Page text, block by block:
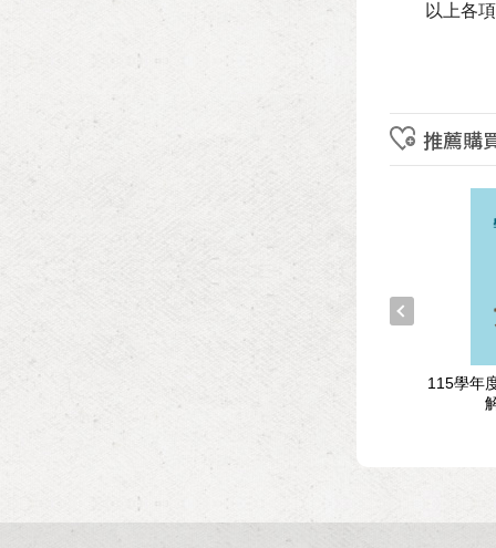
以上各項資
推薦購
115學年